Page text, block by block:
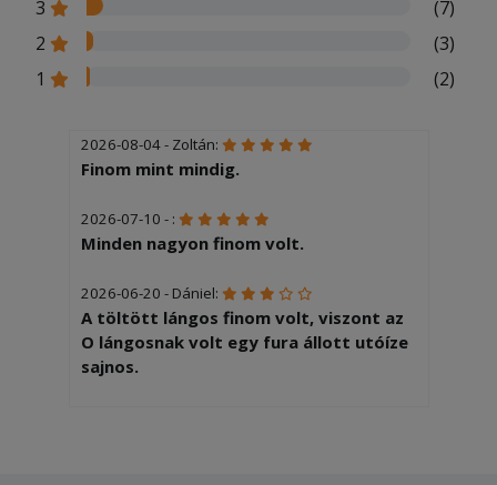
3
(7)
2
(3)
1
(2)
2026-08-04 - Zoltán:
Finom mint mindig.
2026-07-10 - :
Minden nagyon finom volt.
2026-06-20 - Dániel:
A töltött lángos finom volt, viszont az
O lángosnak volt egy fura állott utóíze
sajnos.